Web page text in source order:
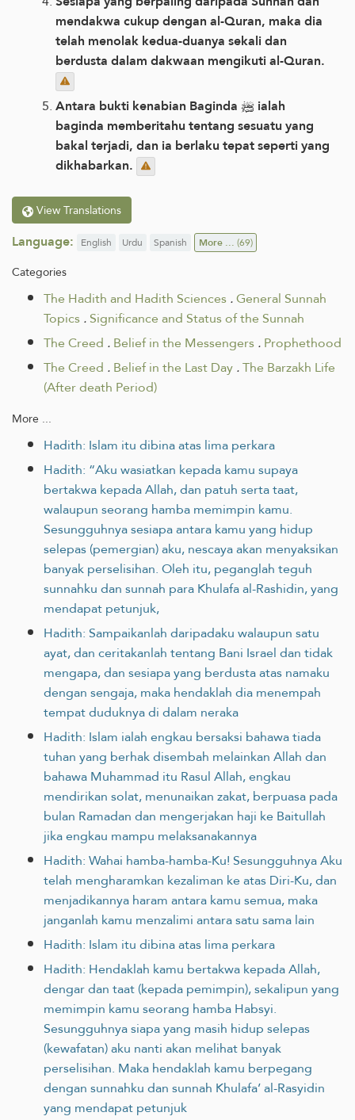
mendakwa cukup dengan al-Quran, maka dia
telah menolak kedua-duanya sekali dan
berdusta dalam dakwaan mengikuti al-Quran.
Antara bukti kenabian Baginda ﷺ ialah
baginda memberitahu tentang sesuatu yang
bakal terjadi, dan ia berlaku tepat seperti yang
dikhabarkan.
View Translations
Language: English Urdu Spanish More ...(69)
Categories
The Hadith and Hadith Sciences.General Sunnah
Topics.Significance and Status of the Sunnah
The Creed .Belief in the Messengers.Prophethood
The Creed .Belief in the Last Day.The Barzakh Life
(After death Period)
More ...
Hadith: Islam itu dibina atas lima perkara
Hadith: “Aku wasiatkan kepada kamu supaya
bertakwa kepada Allah, dan patuh serta taat,
walaupun seorang hamba memimpin kamu.
Sesungguhnya sesiapa antara kamu yang hidup
selepas (pemergian) aku, nescaya akan menyaksikan
banyak perselisihan. Oleh itu, peganglah teguh
sunnahku dan sunnah para Khulafa al-Rashidin, yang
mendapat petunjuk,
Hadith: Sampaikanlah daripadaku walaupun satu
ayat, dan ceritakanlah tentang Bani Israel dan tidak
mengapa, dan sesiapa yang berdusta atas namaku
dengan sengaja, maka hendaklah dia menempah
tempat duduknya di dalam neraka
Hadith: Islam ialah engkau bersaksi bahawa tiada
tuhan yang berhak disembah melainkan Allah dan
bahawa Muhammad itu Rasul Allah, engkau
mendirikan solat, menunaikan zakat, berpuasa pada
bulan Ramadan dan mengerjakan haji ke Baitullah
jika engkau mampu melaksanakannya
Hadith: Wahai hamba-hamba-Ku! Sesungguhnya Aku
telah mengharamkan kezaliman ke atas Diri-Ku, dan
menjadikannya haram antara kamu semua, maka
janganlah kamu menzalimi antara satu sama lain
Hadith: Islam itu dibina atas lima perkara
Hadith: Hendaklah kamu bertakwa kepada Allah,
dengar dan taat (kepada pemimpin), sekalipun yang
memimpin kamu seorang hamba Habsyi.
Sesungguhnya siapa yang masih hidup selepas
(kewafatan) aku nanti akan melihat banyak
perselisihan. Maka hendaklah kamu berpegang
dengan sunnahku dan sunnah Khulafa’ al-Rasyidin
yang mendapat petunjuk